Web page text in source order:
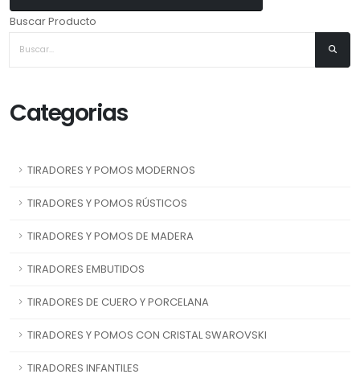
Buscar Producto
Categorias
TIRADORES Y POMOS MODERNOS
TIRADORES Y POMOS RÚSTICOS
TIRADORES Y POMOS DE MADERA
TIRADORES EMBUTIDOS
TIRADORES DE CUERO Y PORCELANA
TIRADORES Y POMOS CON CRISTAL SWAROVSKI
TIRADORES INFANTILES